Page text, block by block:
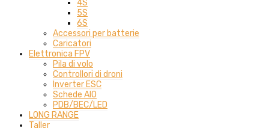
4S
5S
6S
Accessori per batterie
Caricatori
Elettronica FPV
Pila di volo
Controllori di droni
Inverter ESC
Schede AIO
PDB/BEC/LED
LONG RANGE
Taller